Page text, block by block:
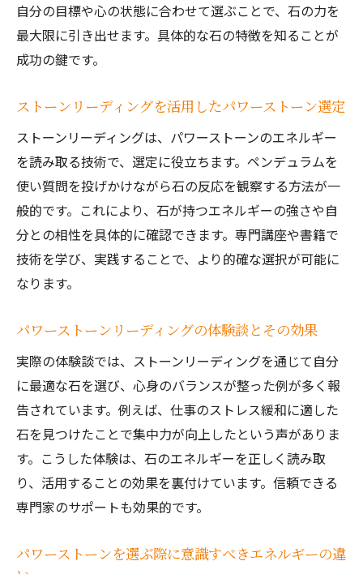
口コミや体験談でわかるパワーストーンの
効果
ストーンリーディングで導くあなたの答え
ーンが見つかる理由
パワーストーンリーディングの基本的なや
り方と流れ
自分の直感とストーンリーディングの相乗
効果
パワーストーン選びに役立つストーンリー
な視点
選んだパワーストーンの意味をストーンリ
ーディングで深掘り
悪いものから守るパワーストーンの秘密
悪いものを遠ざけるパワーストーンの選び
方と効果
パワーストーンで守りを強化するポイント
を解説
か
自分の目標や心の状態に合わせて選ぶことで、石の力を
最大限に引き出せます。具体的な石の特徴を知ることが
成功の鍵です。
ストーンリーディングを活用したパワーストーン選定
ストーンリーディングは、パワーストーンのエネルギー
を読み取る技術で、選定に役立ちます。ペンデュラムを
使い質問を投げかけながら石の反応を観察する方法が一
般的です。これにより、石が持つエネルギーの強さや自
分との相性を具体的に確認できます。専門講座や書籍で
技術を学び、実践することで、より的確な選択が可能に
なります。
パワーストーンリーディングの体験談とその効果
実際の体験談では、ストーンリーディングを通じて自分
に最適な石を選び、心身のバランスが整った例が多く報
告されています。例えば、仕事のストレス緩和に適した
石を見つけたことで集中力が向上したという声がありま
す。こうした体験は、石のエネルギーを正しく読み取
り、活用することの効果を裏付けています。信頼できる
専門家のサポートも効果的です。
パワーストーンを選ぶ際に意識すべきエネルギーの違